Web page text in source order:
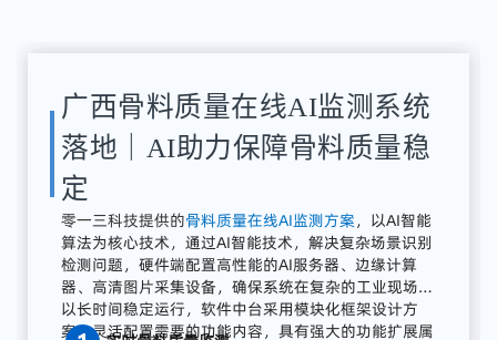
湖南骨料检测系统应用案例｜
AI骨料粒径识别与质量在线监
测方案
解决方案：零一三智造提供全
流程AI质量感知系统
广东零一三智造依托自主研发的AI视觉分析平台与边